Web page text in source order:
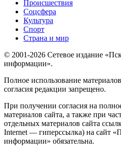
Происшествия
Соцсфера
Культура
Спорт
Страна и мир
© 2001-2026 Сетевое издание
информации».
Полное использование
согласия редакции запрещено.
При получении согласия на
материалов сайта, а также при
отдельных материалов сайта
Internet — гиперссылка) на сайт
информации» обязательна.